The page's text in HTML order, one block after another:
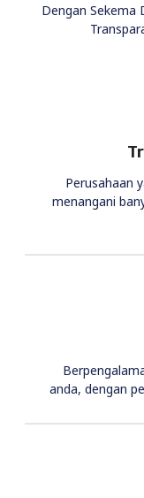
Dengan Sekema
Perusahaan
menangani
anda, dengan